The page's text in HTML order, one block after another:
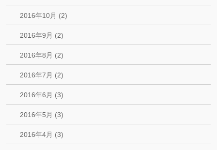
2016年10月 (2)
2016年9月 (2)
2016年8月 (2)
2016年7月 (2)
2016年6月 (3)
2016年5月 (3)
2016年4月 (3)